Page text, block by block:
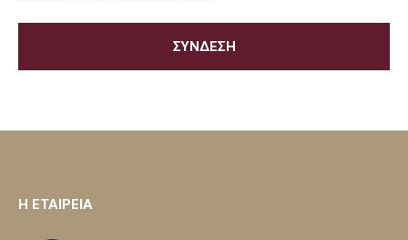
ΣΎΝΔΕΣΗ
H ΕΤΑΙΡΕΙΑ